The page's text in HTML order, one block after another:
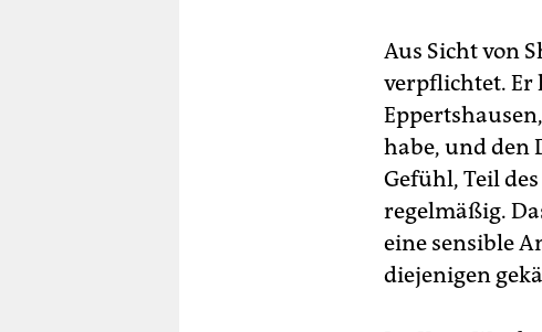
Aus Sicht von
verpflichtet. Er
habe, und den
Gefühl, Teil
regelmäßig.
eine sensible
diejenigen